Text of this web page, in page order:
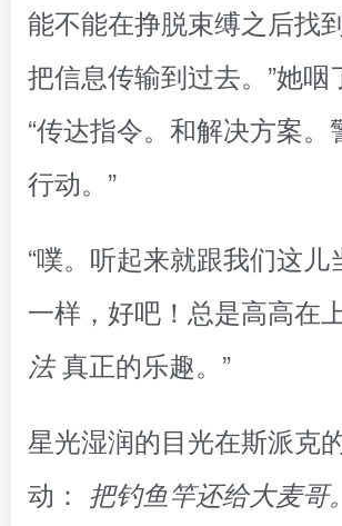
能不能在挣脱束缚之后找
把信息传输到过去。”她咽
“传达指令。和解决方案。
行动。”
“噗。听起来就跟我们这儿
一样，好吧！总是高高在
法真正的乐趣。”
星光湿润的目光在斯派克
动： 把钓鱼竿还给大麦哥